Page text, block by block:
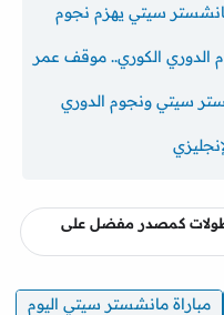
سيتي يهزم نجوم
الكوري.. موقف عمر
سيتي ونجوم الدوري
كمصدر مفضل على
مباراة مانشستر سيتي اليوم